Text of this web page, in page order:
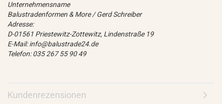
Unternehmensname
Balustradenformen & More / Gerd Schreiber
Adresse:
D-01561 Priestewitz-Zottewitz, Lindenstraße 19
E-Mail: info@balustrade24.de
Telefon: 035 267 55 90 49
Kundenrezensionen